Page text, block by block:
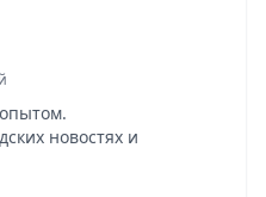
новостях и